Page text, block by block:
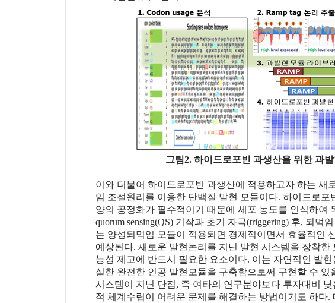
그림2. 하이드로포빈 과생산을 위한 과
이와 더불어 하이드로포빈 과생산에 적용하고자 하는 새
임 조절원리를 이용한 단백질 발현 모듈이다. 하이드로
양의 공정화가 필수적이기 때문에 세포 농도를 인식하여
quorum sensing(QS) 기작과 초기 자극(triggering) 후, 되먹
는 양성되먹임 모듈이 적용되면 경제적이면서 효율적인
예상된다. 새로운 발현논리를 지닌 발현 시스템을 장착
능성 제고에 반드시 필요한 요소이다. 이는 자연적인 발
실한 완전한 인공 발현모듈을 구축함으로써 구현할 수
시스템이 지닌 단점, 즉 여타의 연구분야보다 투자대비
적 체계수립이 어려운 문제를 해결하는 방법이기도 하다